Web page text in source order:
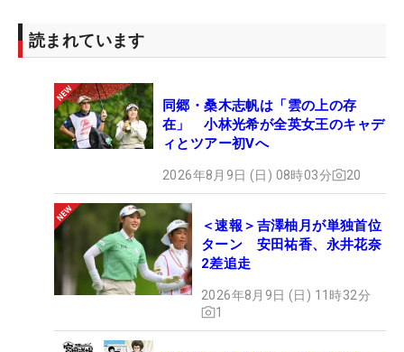
読まれています
同郷・桑木志帆は「雲の上の存
在」 小林光希が全英女王のキャデ
ィとツアー初Vへ
2026年8月9日 (日) 08時03分 20
＜速報＞吉澤柚月が単独首位
ターン 安田祐香、永井花奈
2差追走
2026年8月9日 (日) 11時32分
1